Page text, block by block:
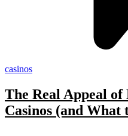
casinos
The Real Appeal of
Casinos (and What